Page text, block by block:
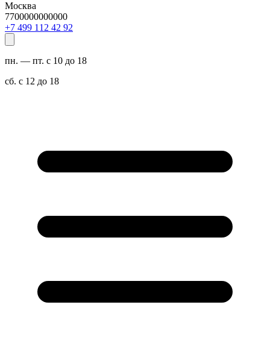
Москва
7700000000000
29 24 211 994 7+
пн. — пт. с 10 до 18
сб. с 12 до 18